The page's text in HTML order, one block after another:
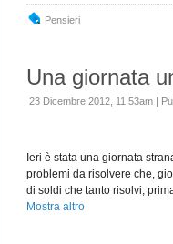
Pensieri
Una giornata
23 Dicembre 2012, 11:53am |
Ieri è stata una giornata
problemi da risolvere che,
di soldi che tanto risolvi,
Mostra altro